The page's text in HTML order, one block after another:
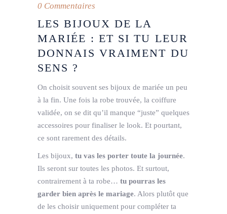
0 Commentaires
LES BIJOUX DE LA
MARIÉE : ET SI TU LEUR
DONNAIS VRAIMENT DU
SENS ?
On choisit souvent ses bijoux de mariée un peu
à la fin. Une fois la robe trouvée, la coiffure
validée, on se dit qu’il manque “juste” quelques
accessoires pour finaliser le look. Et pourtant,
ce sont rarement des détails.
Les bijoux, tu vas les porter toute la journée.
Ils seront sur toutes les photos. Et surtout,
contrairement à ta robe… tu pourras les
garder bien après le mariage. Alors plutôt que
de les choisir uniquement pour compléter ta